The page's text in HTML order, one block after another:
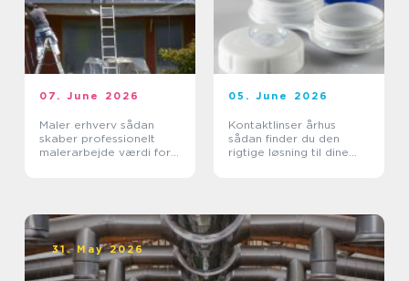
07. June 2026
Maler erhverv sådan
skaber professionelt
malerarbejde værdi for
05. June 2026
Kontaktlinser århus
sådan finder du den
rigtige løsning til dine
31. May 2026